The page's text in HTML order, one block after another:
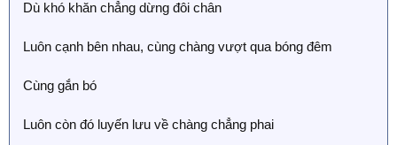
Dù khó khăn chẳng dừng đôi chân
Luôn cạnh bên nhau, cùng chàng vượt qua bóng đêm
Cùng gắn bó
Luôn còn đó luyến lưu về chàng chẳng phai